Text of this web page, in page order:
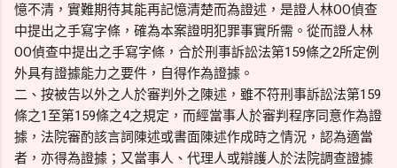
憶不清，實難期待其能再記憶清楚而為證述，是證人林OO偵查
中提出之手寫字條，確為本案證明犯罪事實所需。從而證人林
OO偵查中提出之手寫字條，合於刑事訴訟法第159條之2所定例
外具有證據能力之要件，自得作為證據。
二、按被告以外之人於審判外之陳述，雖不符刑事訴訟法第159
條之1至第159條之4之規定，而經當事人於審判程序同意作為證
據，法院審酌該言詞陳述或書面陳述作成時之情況，認為適當
者，亦得為證據；又當事人、代理人或辯護人於法院調查證據